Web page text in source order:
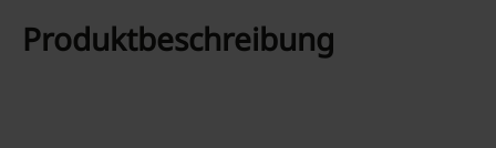
Produktbeschreibung